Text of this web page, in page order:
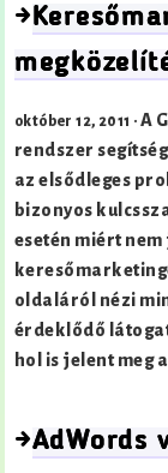
→
október 12, 2011 ·A
rendszer
az elsődleges
bizonyos
esetén miért
oldaláról nézi
érdeklődő
hol is jelent meg
→AdWords